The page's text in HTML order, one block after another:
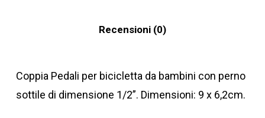
Recensioni (0)
Coppia Pedali per bicicletta da bambini con perno
sottile di dimensione 1/2”. Dimensioni: 9 x 6,2cm.